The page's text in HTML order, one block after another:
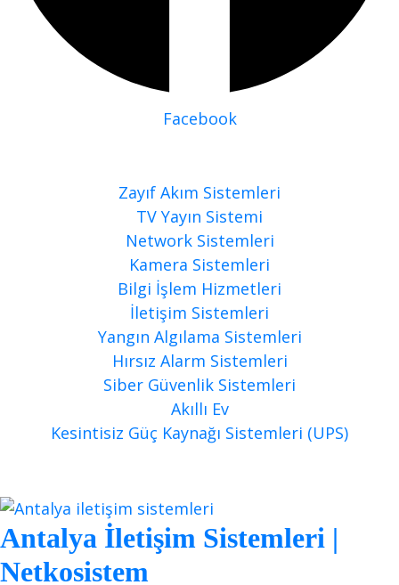
Facebook
Zayıf Akım Sistemleri
TV Yayın Sistemi
Network Sistemleri
Kamera Sistemleri
Bilgi İşlem Hizmetleri
İletişim Sistemleri
Yangın Algılama Sistemleri
Hırsız Alarm Sistemleri
Siber Güvenlik Sistemleri
Akıllı Ev
Kesintisiz Güç Kaynağı Sistemleri (UPS)
Antalya İletişim Sistemleri |
Netkosistem